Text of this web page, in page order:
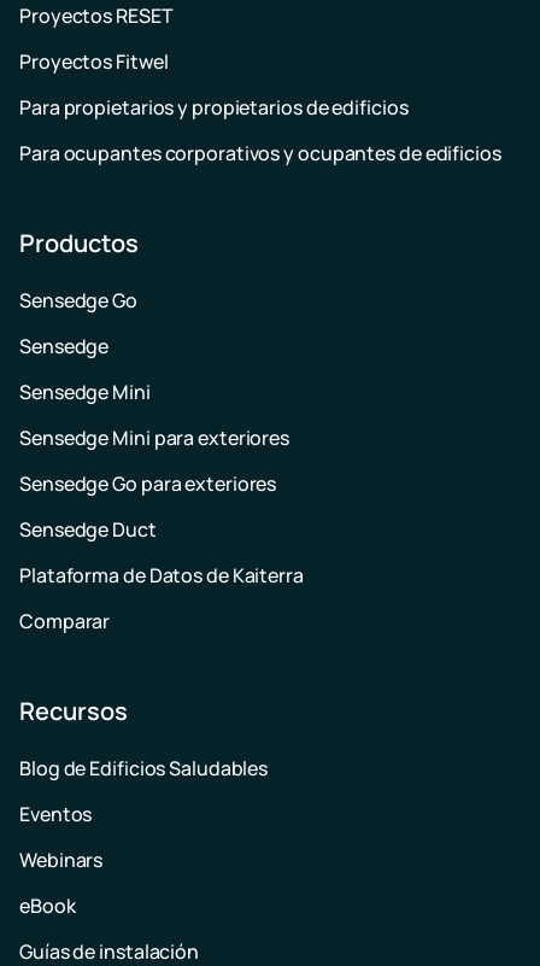
Proyectos RESET
Proyectos Fitwel
Para propietarios y propietarios de edificios
Para ocupantes corporativos y ocupantes de edificios
Productos
Sensedge Go
Sensedge
Sensedge Mini
Sensedge Mini para exteriores
Sensedge Go para exteriores
Sensedge Duct
Plataforma de Datos de Kaiterra
Comparar
Recursos
Blog de Edificios Saludables
Eventos
Webinars
eBook
Guías de instalación